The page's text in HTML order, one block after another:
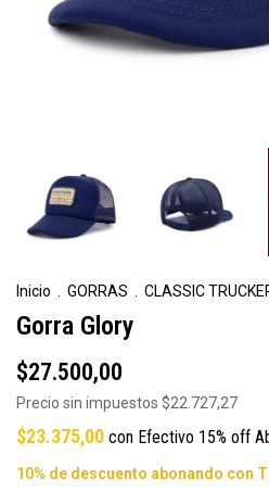
Inicio GORRAS CLASSIC
Gorra Glory
$27.500,00
Precio sin impuestos $22.727,27
$23.375,00 con Efectivo 15% off